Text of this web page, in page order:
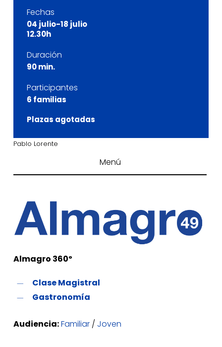
Fechas
04 julio-18 julio
12.30h
Duración
90 min.
Participantes
6 familias
Plazas agotadas
Pablo Lorente
Menú
Almagro 360º
Clase Magistral
Gastronomía
Audiencia:Familiar/ Joven